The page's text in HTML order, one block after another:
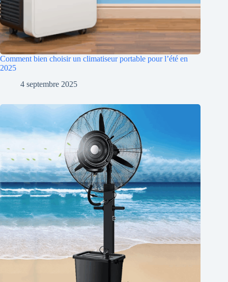
Comment bien choisir un climatiseur portable pour l’été en
2025
4 septembre 2025